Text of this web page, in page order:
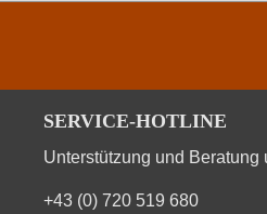
SERVICE-HOTLINE
Unterstützung und Beratung
+43 (0) 720 519 680